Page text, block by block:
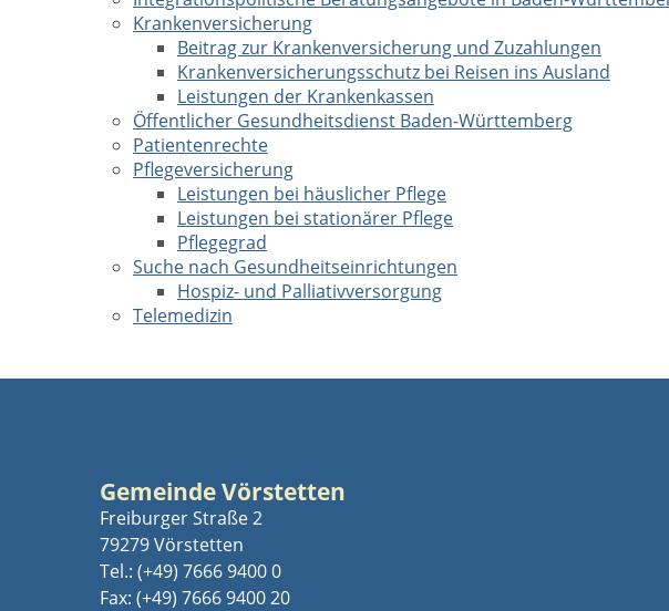
Krankenversicherung
Beitrag zur Krankenversicherung und Zuzahlungen
Krankenversicherungsschutz bei Reisen ins Ausland
Leistungen der Krankenkassen
Öffentlicher Gesundheitsdienst Baden-Württemberg
Patientenrechte
Pflegeversicherung
Leistungen bei häuslicher Pflege
Leistungen bei stationärer Pflege
Pflegegrad
Suche nach Gesundheitseinrichtungen
Hospiz- und Palliativversorgung
Telemedizin
Gemeinde Vörstetten
Freiburger Straße 2
79279 Vörstetten
Tel.: (+49) 7666 9400 0
Fax: (+49) 7666 9400 20